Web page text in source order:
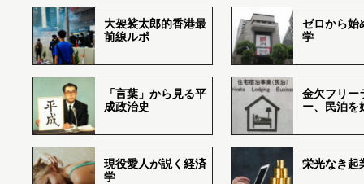
大袈裟太郎的香港最
前線ルポ
ゼロから始
学
「言葉」から見る平
成政治史
金欠フリー
ー、民泊を
現役愛人が説く経済
学
栄光なき起